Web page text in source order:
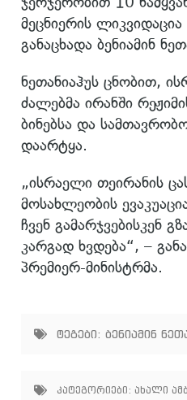
მეცნიერის
განაცხადა ბენიამინ
ნეთანიაჰუს ცნობით,
ძალებმა ირანში
ბინებსა და
დაარტყა.
„ისრაელი თეირანის
მოსახლეობის
ჩვენ გამარჯვებისკენ
კარგად ხვდება“, –
პრემიერ-მინისტრმა.
ტეგები: ბენიამინ
კატეგორიები: ახალი